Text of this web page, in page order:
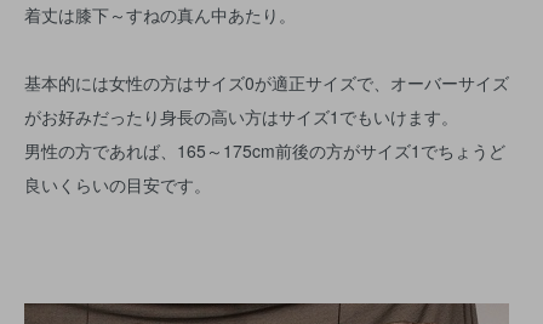
着丈は膝下～すねの真ん中あたり。
基本的には女性の方はサイズ0が適正サイズで、オーバーサイズ
がお好みだったり身長の高い方はサイズ1でもいけます。
男性の方であれば、165～175cm前後の方がサイズ1でちょうど
良いくらいの目安です。